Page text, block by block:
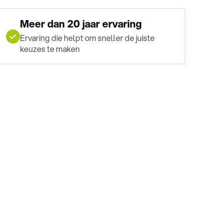
Meer dan 20 jaar ervaring
Ervaring die helpt om sneller de juiste
keuzes te maken